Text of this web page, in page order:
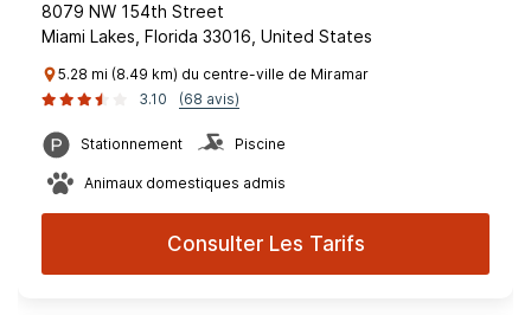
8079 NW 154th Street
Miami Lakes, Florida 33016, United States
5.28 mi (8.49 km) du centre-ville de Miramar
3.10
(68 avis)
Stationnement Piscine
Animaux domestiques admis
Consulter Les Tarifs